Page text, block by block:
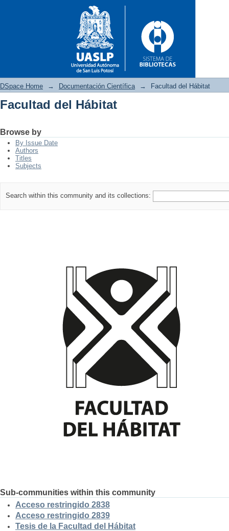
DSpace Home → Documentación Científica → Facultad del Hábitat
Facultad del Hábitat
Browse by
By Issue Date
Authors
Titles
Subjects
Search within this community and its collections:
Sub-communities within this community
Acceso restringido 2838
Acceso restringido 2839
Tesis de la Facultad del Hábitat